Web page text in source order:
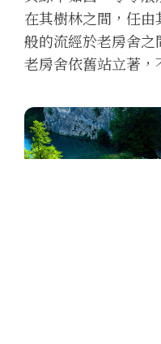
在其樹林之間，任
般的流經於老房舍之
老房舍依舊站立著，